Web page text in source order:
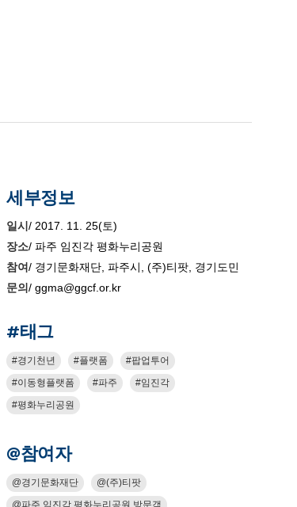
세부정보
일시/ 2017. 11. 25(토)
장소/ 파주 임진각 평화누리공원
참여/ 경기문화재단, 파주시, (주)티팟, 경기도민
문의/ ggma@ggcf.or.kr
#태그
경기천년 플랫폼
팝업투어
이동형플랫폼
파주
임진각
평화누리공원
@참여자
경기문화재단
(주)티팟
파주 임진각 평화누리공원 방문객